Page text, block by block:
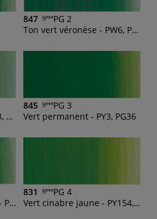
847
PG 2
Ton vert véronèse - PW6, PG7, PY154
Vert de Baryte - PW6, PY3, PG7
845
PG 3
Vert permanent - PY3, PG36
Vert cad foncé véritable - PY35, PG7
831
PG 4
Vert cinabre jaune - PY154, PG36